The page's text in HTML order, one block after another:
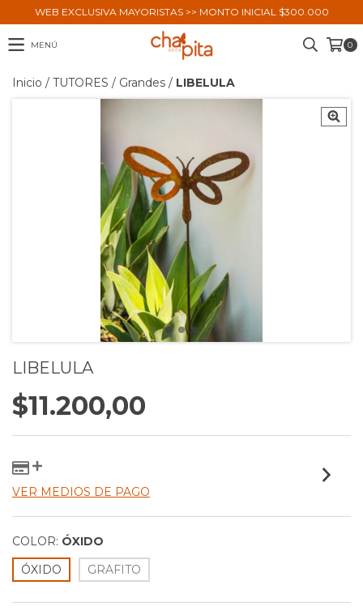
WEB EXCLUSIVA MAYORISTAS >> MONTO INICIAL $300.000
MENÚ 0
Inicio / TUTORES / Grandes / LIBELULA
LIBELULA
$11.200,00
VER MEDIOS DE PAGO
COLOR: ÓXIDO
ÓXIDO
GRAFITO